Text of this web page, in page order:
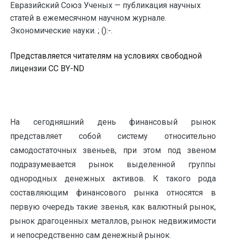
Евразийский Союз Ученых — публикация научных
статей в ежемесячном научном журнале.
Экономические науки. ; ():-.
Представляется читателям на условиях свободной
лицензии CC BY-ND
На сегодняшний день финансовый рынок
представляет собой систему относительно
самодостаточных звеньев, при этом под звеном
подразумевается рынок выделенной группы
однородных денежных активов. К такого рода
составляющим финансового рынка относятся в
первую очередь такие звенья, как валютный рынок,
рынок драгоценных металлов, рынок недвижимости
и непосредственно сам денежный рынок.